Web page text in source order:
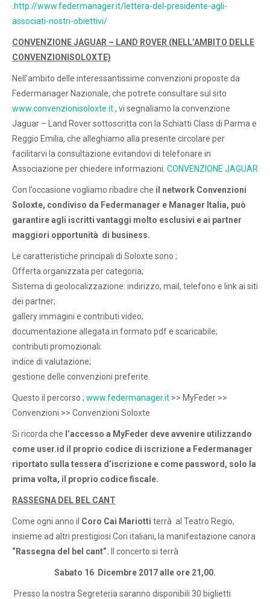
http://www.federmanager.it/lettera-del-presidente-agli-
associati-nostri-obiettivi/
CONVENZIONE JAGUAR – LAND ROVER (NELL’AMBITO DELLE
CONVENZIONISOLOXTE)
Nell’ambito delle interessantissime convenzioni proposte da
Federmanager Nazionale, che potrete consultare sul sito
www.convenzionisoloxte.it, vi segnaliamo la convenzione
Jaguar – Land Rover sottoscritta con la Schiatti Class di Parma e
Reggio Emilia, che alleghiamo alla presente circolare per
facilitarvi la consultazione evitandovi di telefonare in
Associazione per chiedere informazioni. CONVENZIONE JAGUAR
Con l’occasione vogliamo ribadire che il network Convenzioni
Soloxte, condiviso da Federmanager e Manager Italia, può
garantire agli iscritti vantaggi molto esclusivi e ai partner
maggiori opportunità di business.
Le caratteristiche principali di Soloxte sono ;
Offerta organizzata per categoria;
Sistema di geolocalizzazione: indirizzo, mail, telefono e link ai siti
dei partner;
gallery immagini e contributi video;
documentazione allegata in formato pdf e scaricabile;
contributi promozionali:
indice di valutazione;
gestione delle convenzioni preferite.
Questo il percorso ; www.federmanager.it >> MyFeder >>
Convenzioni >> Convenzioni Soloxte
Si ricorda che l’accesso a MyFeder deve avvenire utilizzando
come user.id il proprio codice di iscrizione a Federmanager
riportato sulla tessera d’iscrizione e come password, solo la
prima volta, il proprio codice fiscale.
RASSEGNA DEL BEL CANT
Come ogni anno il Coro Cai Mariotti terrà al Teatro Regio,
insieme ad altri prestigiosi Cori italiani, la manifestazione canora
“Rassegna del bel cant”. Il concerto si terrà
Sabato 16 Dicembre 2017 alle ore 21,00.
Presso la nostra Segreteria saranno disponibili 30 biglietti